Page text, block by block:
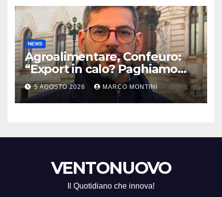
NEWS
Agroalimentare, Confeuro:
“Export in calo? Paghiamo
prezzo accondiscendenza Ue
e Italia con Usa”
5 AGOSTO 2026 MARCO MONTINI
VENTONUOVO
Il Quotidiano che innova!